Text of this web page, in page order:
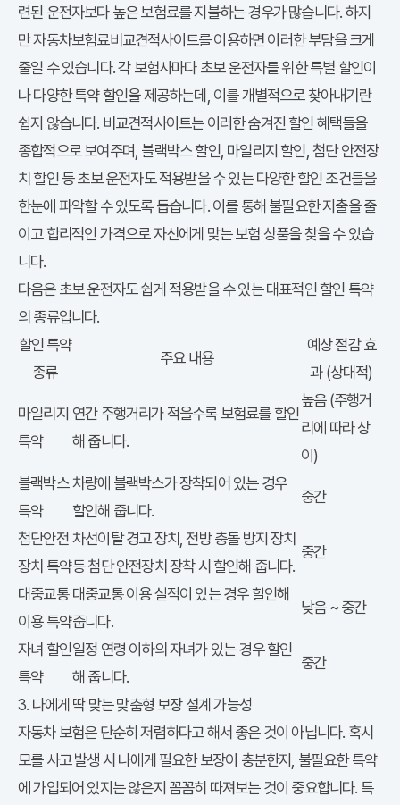
련된 운전자보다 높은 보험료를 지불하는 경우가 많습니다. 하지
만 자동차보험료비교견적사이트를 이용하면 이러한 부담을 크게
줄일 수 있습니다. 각 보험사마다 초보 운전자를 위한 특별 할인이
나 다양한 특약 할인을 제공하는데, 이를 개별적으로 찾아내기란
쉽지 않습니다. 비교견적사이트는 이러한 숨겨진 할인 혜택들을
종합적으로 보여주며, 블랙박스 할인, 마일리지 할인, 첨단 안전장
치 할인 등 초보 운전자도 적용받을 수 있는 다양한 할인 조건들을
한눈에 파악할 수 있도록 돕습니다. 이를 통해 불필요한 지출을 줄
이고 합리적인 가격으로 자신에게 맞는 보험 상품을 찾을 수 있습
니다.
다음은 초보 운전자도 쉽게 적용받을 수 있는 대표적인 할인 특약
의 종류입니다.
할인 특약
종류
주요 내용
예상 절감 효
과 (상대적)
마일리지
특약
연간 주행거리가 적을수록 보험료를 할인
해 줍니다.
높음 (주행거
리에 따라 상
이)
블랙박스
특약
차량에 블랙박스가 장착되어 있는 경우
할인해 줍니다.
중간
첨단안전
장치 특약
차선이탈 경고 장치, 전방 충돌 방지 장치
등 첨단 안전장치 장착 시 할인해 줍니다.
중간
대중교통
이용 특약
대중교통 이용 실적이 있는 경우 할인해
줍니다.
낮음 ~ 중간
자녀 할인
특약
일정 연령 이하의 자녀가 있는 경우 할인
해 줍니다.
중간
3. 나에게 딱 맞는 맞춤형 보장 설계 가능성
자동차 보험은 단순히 저렴하다고 해서 좋은 것이 아닙니다. 혹시
모를 사고 발생 시 나에게 필요한 보장이 충분한지, 불필요한 특약
에 가입되어 있지는 않은지 꼼꼼히 따져보는 것이 중요합니다. 특